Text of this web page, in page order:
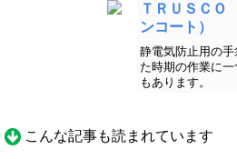
ＴＲＵＳＣＯ
ンコート）
静電気防止用の
た時期の作業に
もあります。
こんな記事も読まれています